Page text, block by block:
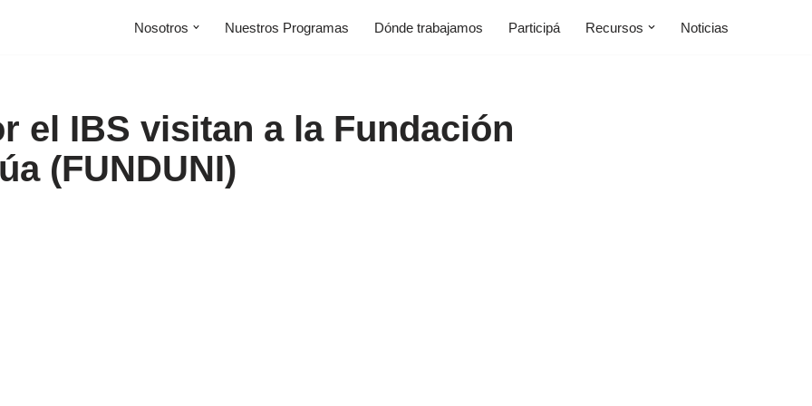
Nosotros Nuestros Programas Dónde trabajamos Participá Recursos Noticias
el IBS visitan a la Fundación
(FUNDUNI)